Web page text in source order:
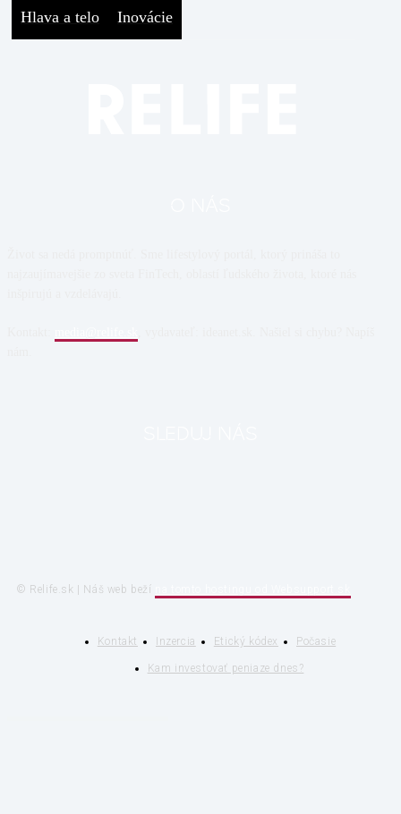
Hlava a telo Inovácie
© Relife.sk | Náš web beží
Kontakt Inzercia Etický kódex Počasie
Kam investovať peniaze dnes?